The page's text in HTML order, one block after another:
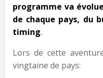
programme va
de chaque pays, du
timing.
Lors de cette
vingtaine de pays: